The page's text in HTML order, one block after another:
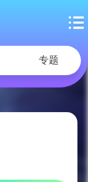
专题